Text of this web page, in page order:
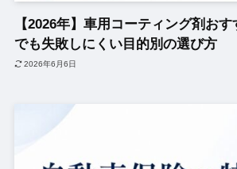
【2026年】車用コーティング剤お
でも失敗しにくい目的別の選び方
2026年6月6日